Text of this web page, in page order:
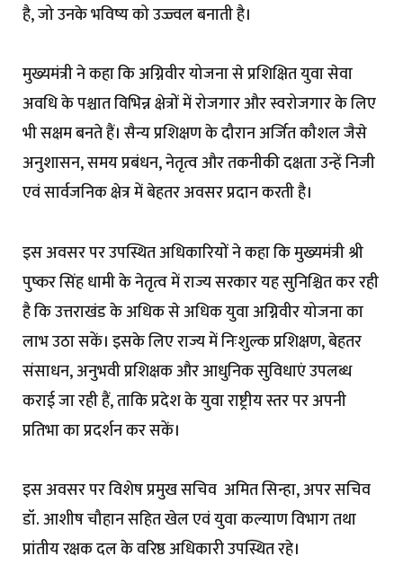
है, जो उनके भविष्य को उज्ज्वल बनाती है।
मुख्यमंत्री ने कहा कि अग्निवीर योजना से प्रशिक्षित युवा सेवा
अवधि के पश्चात विभिन्न क्षेत्रों में रोजगार और स्वरोजगार के लिए
भी सक्षम बनते हैं। सैन्य प्रशिक्षण के दौरान अर्जित कौशल जैसे
अनुशासन, समय प्रबंधन, नेतृत्व और तकनीकी दक्षता उन्हें निजी
एवं सार्वजनिक क्षेत्र में बेहतर अवसर प्रदान करती है।
इस अवसर पर उपस्थित अधिकारियों ने कहा कि मुख्यमंत्री श्री
पुष्कर सिंह धामी के नेतृत्व में राज्य सरकार यह सुनिश्चित कर रही
है कि उत्तराखंड के अधिक से अधिक युवा अग्निवीर योजना का
लाभ उठा सकें। इसके लिए राज्य में निःशुल्क प्रशिक्षण, बेहतर
संसाधन, अनुभवी प्रशिक्षक और आधुनिक सुविधाएं उपलब्ध
कराई जा रही हैं, ताकि प्रदेश के युवा राष्ट्रीय स्तर पर अपनी
प्रतिभा का प्रदर्शन कर सकें।
इस अवसर पर विशेष प्रमुख सचिव अमित सिन्हा, अपर सचिव
डॉ. आशीष चौहान सहित खेल एवं युवा कल्याण विभाग तथा
प्रांतीय रक्षक दल के वरिष्ठ अधिकारी उपस्थित रहे।